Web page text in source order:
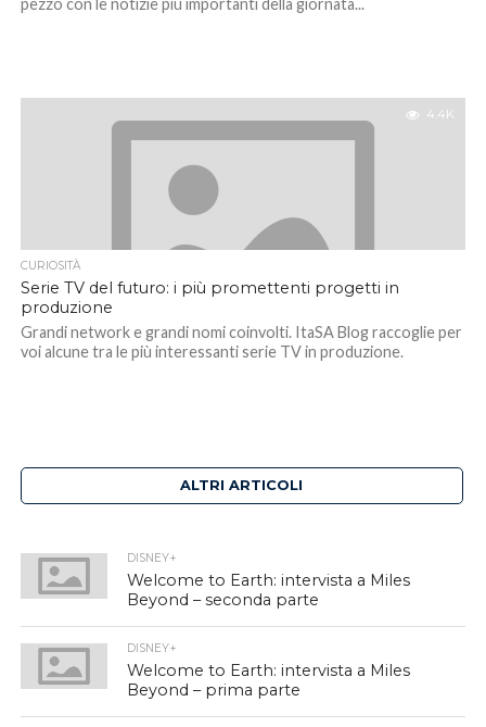
pezzo con le notizie più importanti della giornata...
4.4K
CURIOSITÀ
Serie TV del futuro: i più promettenti progetti in
produzione
Grandi network e grandi nomi coinvolti. ItaSA Blog raccoglie per
voi alcune tra le più interessanti serie TV in produzione.
ALTRI ARTICOLI
DISNEY+
Welcome to Earth: intervista a Miles
Beyond – seconda parte
DISNEY+
Welcome to Earth: intervista a Miles
Beyond – prima parte